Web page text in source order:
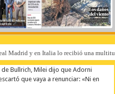
Madrid y en Italia lo recibió una
de Bullrich, Milei dijo que Adorni
que vaya a renunciar: «Ni en